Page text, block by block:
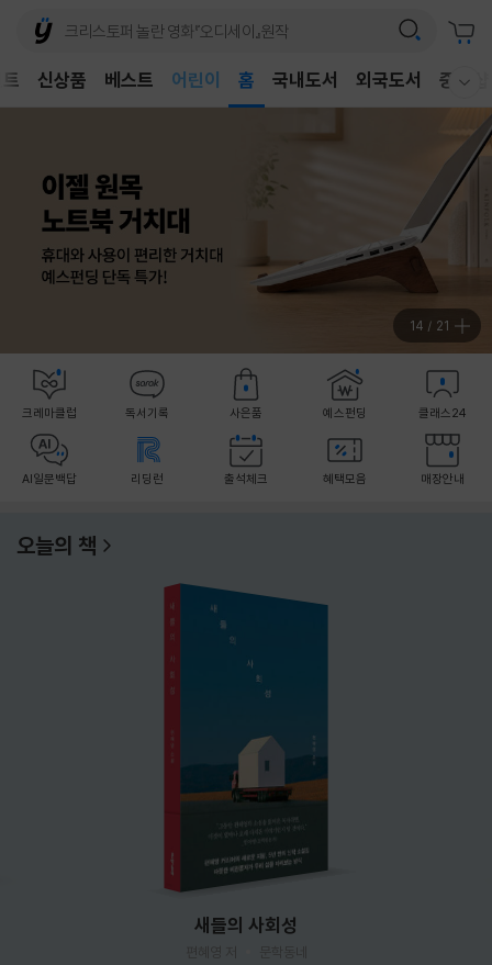
신상품 베스트
독후감
어린이
홈 국내도서 외국도서 중고샵
14 / 21
크레마클럽 독서기록 사은품 예스펀딩 클래스24
AI일문백답 리딩런 출석체크 혜택모음 매장안내
오늘의 책
새들의 사회성